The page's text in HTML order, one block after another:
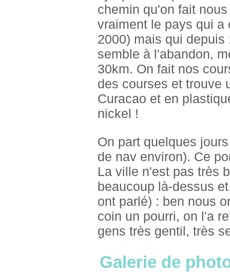
chemin qu'on fait
vraiment le pays qui a
2000) mais qui depuis
semble à l'abandon,
30km. On fait nos
des courses et trouve
Curacao et en
nickel !
On part quelques
de nav environ). Ce
La ville n'est pas très
beaucoup là-dessus
ont parlé) : ben nous
coin un pourri, on l'a
gens très gentil, très
Galerie de